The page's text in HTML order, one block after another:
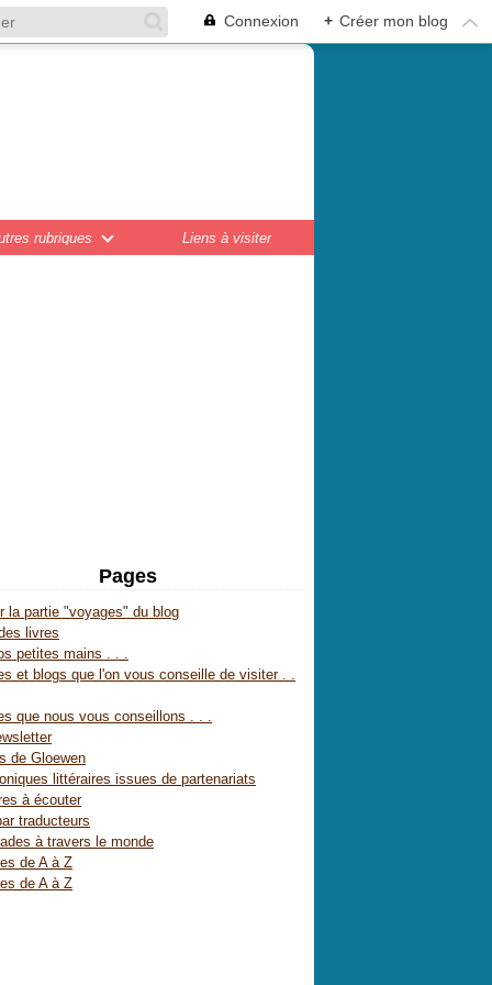
Connexion + Créer mon blog
rubriques Liens à visiter
Pages
la partie "voyages" du blog
livres
petites mains . . .
et blogs que l'on vous conseille de visiter . .
que nous vous conseillons . . .
de Gloewen
littéraires issues de partenariats
à écouter
traducteurs
à travers le monde
de A à Z
de A à Z